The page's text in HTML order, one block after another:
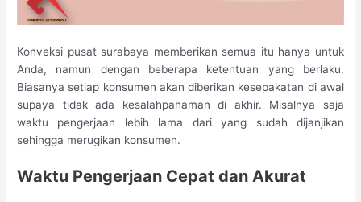
Konveksi pusat surabaya memberikan semua itu hanya untuk
Anda, namun dengan beberapa ketentuan yang berlaku.
Biasanya setiap konsumen akan diberikan kesepakatan di awal
supaya tidak ada kesalahpahaman di akhir. Misalnya saja
waktu pengerjaan lebih lama dari yang sudah dijanjikan
sehingga merugikan konsumen.
Waktu Pengerjaan Cepat dan Akurat